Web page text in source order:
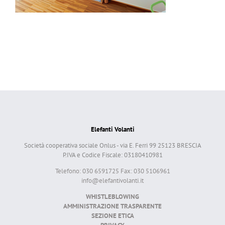
Elefanti Volanti
Società cooperativa sociale Onlus - via E. Ferri 99 25123 BRESCIA
P.IVA e Codice Fiscale: 03180410981
Telefono: 030 6591725 Fax: 030 5106961
info@elefantivolanti.it
WHISTLEBLOWING
AMMINISTRAZIONE TRASPARENTE
SEZIONE ETICA